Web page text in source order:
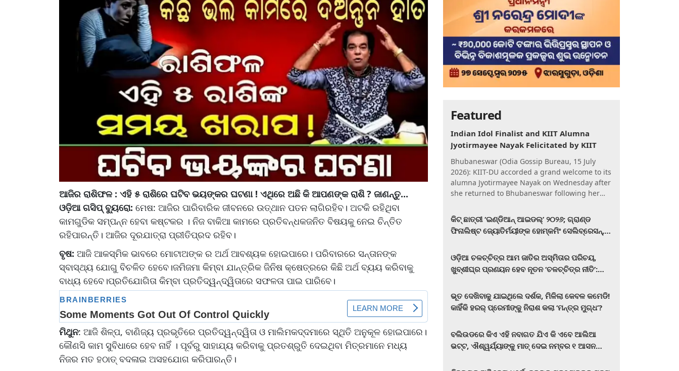
ଆଜିର ରାଶିଫଳ : ଏହି ୫ ରାଶିରେ ଘଟିବ ଭୟଙ୍କର ଘଟଣା ! ଏଥିରେ ଅଛି କି ଆପଣଙ୍କ ରାଶି ? ଜାଣନ୍ତୁ...
ଓଡ଼ିଆ ଗସିପ୍ ବ୍ୟୁରୋ: ମେଷ: ଆଜିର ପାରିବାରିକ ଜୀବନରେ ଉତ୍‌ଥାନ ପତନ ଲାଗିରହିବ। ଅଟକି ରହିଥିବା
କାମଗୁଡିକ ସମ୍ପନ୍ନ ହେବା କଷ୍ଟକର । ନିଜ ବାକିଆ କାମରେ ପ୍ରତିବନ୍ଧକଜନିତ ବିଷୟକୁ ନେଇ ଚିନ୍ତିତ
ରହିପାରନ୍ତି। ଆଜିର ଦୂରଯାତ୍ରା ପ୍ରୀତିପ୍ରଦ ରହିବ।
ବୃଷ: ଆଜି ଆକସ୍ମିକ ଭାବରେ ମୋଟାଅଙ୍କ ର ଅର୍ଥ ଆବଶ୍ୟକ ହୋଇପାରେ। ପରିବାରରେ ସନ୍ତାନଙ୍କ
ସ୍ବାସ୍ଥ୍ୟ ଯୋଗୁ ବିଚଳିତ ହେବେ।ଜମିଜମା କିମ୍ବା ଯାନ୍ତ୍ରିକ ଜିନିଷ କ୍ଷେତ୍ରରେ କିଛି ଅର୍ଥ ବ୍ୟୟ କରିବାକୁ
ବାଧ୍ୟ ହେବେ।ପ୍ରତିଯୋଗିତା କିମ୍ବା ପ୍ରତିଦ୍ୱନ୍ଦ୍ୱିତାରେ ସଫଳତା ପାଇ ପାରିବେ।
ମିଥୁନ: ଆଜି ଶିଳ୍ପ, ବାଣିଜ୍ୟ ପ୍ରଭୃତିରେ ପ୍ରତିଦ୍ୱନ୍ଦ୍ୱିତା ଓ ମାଲିମକଦ୍ଦମାରେ ସ୍ଥିତି ଅନୁକୂଳ ହୋଇପାରେ।
କୌଣସି କାମ ସୁବିଧାରେ ହେବ ନାହିଁ । ପୂର୍ବରୁ ସାହାଯ୍ୟ କରିବାକୁ ପ୍ରତଶ୍ରୁତି ଦେଇଥିବା ମିତ୍ରମାନେ ମଧ୍ୟ
ନିଜର ମତ ହଠାତ୍‌ ବଦଳାଇ ଅସହଯୋଗ କରିପାରନ୍ତି।
Featured
Indian Idol Finalist and KIIT Alumna
Jyotirmayee Nayak Felicitated by KIIT
Bhubaneswar (Odia Gossip Bureau, 15 July
2026): KIIT-DU accorded a grand welcome to its
alumna Jyotirmayee Nayak on Wednesday after
she returned to Bhubaneswar following her
କିଟ୍‍ ଛାତ୍ରୀ ‘ଇଣ୍ଡିଆନ୍ ଆଇଡଲ୍‌’ ୨୦୨୬; ଗ୍ରାଣ୍ଡ
ଫିନାଲିଷ୍ଟ ଜ୍ୟୋତିର୍ମୟୀଙ୍କ ହୋମ୍‍କମିଂ ସେଲିବ୍ରେସନ୍‍,
ଓଡ଼ିଆ ଚଳଚ୍ଚିତ୍ର ଆମ ଜାତିର ଅସ୍ମିତାର ପରିଚୟ,
ଖୁବ୍‌ଶୀଘ୍ର ପ୍ରଣୟନ ହେବ ନୂତନ ‘ଚଳଚ୍ଚିତ୍ର ନୀତି’:
ଭୂତ ଦେଖିବାକୁ ଯାଇଥିଲେ ଦର୍ଶକ, ମିଳିଲା କେବଳ କମେଡି!
କାହିଁକି ହରର୍‌ ପ୍ରେମୀଙ୍କୁ ନିରାଶ କଲା ‘ମନ୍ତ୍ର ମୁଗ୍ଧ’?
ବଲିଉଡରେ କିଏ ଏହି ନବାଗତ ଯିଏ କି ଏବେ ଆଲିଆ
ଭଟ୍ଟ, ଐଶ୍ୱର୍ଯ୍ୟାଙ୍କୁ ମାତ୍‌ ଦେଇ ନମ୍ବର ୧ ଆସନ